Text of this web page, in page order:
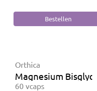
Orthica
Magnesium
60 vcaps